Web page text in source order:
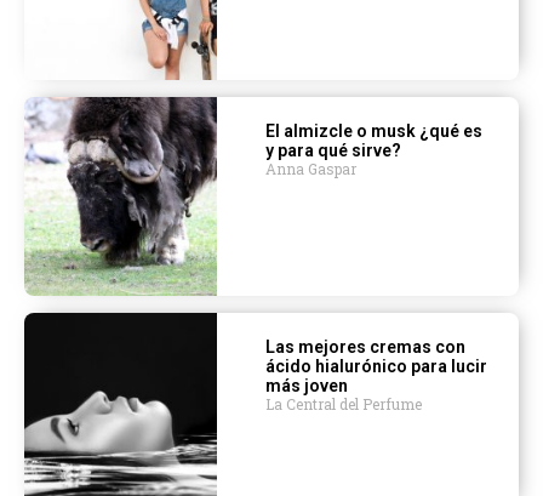
El almizcle o musk ¿qué es
y para qué sirve?
Anna Gaspar
Las mejores cremas con
ácido hialurónico para lucir
más joven
La Central del Perfume